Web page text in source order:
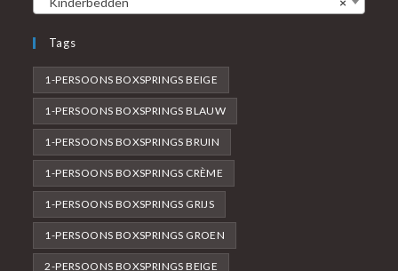
Tags
1-PERSOONS BOXSPRINGS BEIGE
1-PERSOONS BOXSPRINGS BLAUW
1-PERSOONS BOXSPRINGS BRUIN
1-PERSOONS BOXSPRINGS CRÈME
1-PERSOONS BOXSPRINGS GRIJS
1-PERSOONS BOXSPRINGS GROEN
2-PERSOONS BOXSPRINGS BEIGE